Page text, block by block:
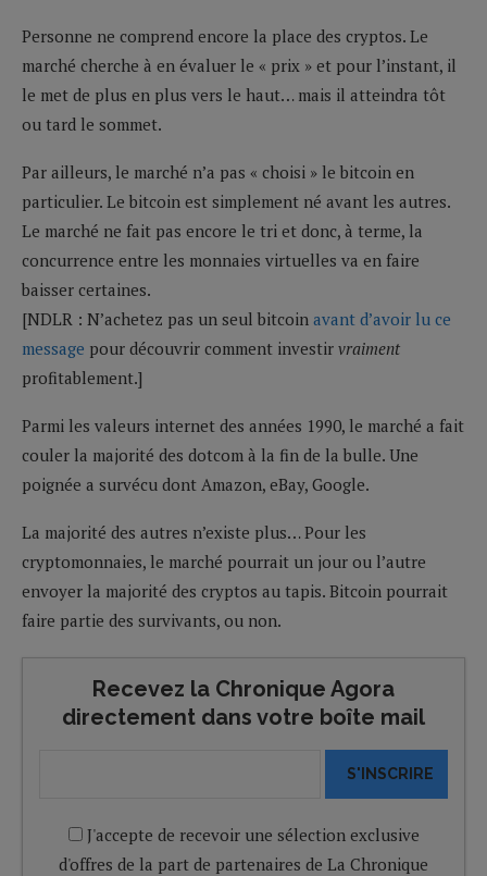
Personne ne comprend encore la place des cryptos. Le
marché cherche à en évaluer le « prix » et pour l’instant, il
le met de plus en plus vers le haut… mais il atteindra tôt
ou tard le sommet.
Par ailleurs, le marché n’a pas « choisi » le bitcoin en
particulier. Le bitcoin est simplement né avant les autres.
Le marché ne fait pas encore le tri et donc, à terme, la
concurrence entre les monnaies virtuelles va en faire
baisser certaines.
[NDLR : N’achetez pas un seul bitcoin avant d’avoir lu ce
message pour découvrir comment investir vraiment
profitablement.]
Parmi les valeurs internet des années 1990, le marché a fait
couler la majorité des dotcom à la fin de la bulle. Une
poignée a survécu dont Amazon, eBay, Google.
La majorité des autres n’existe plus… Pour les
cryptomonnaies, le marché pourrait un jour ou l’autre
envoyer la majorité des cryptos au tapis. Bitcoin pourrait
faire partie des survivants, ou non.
Recevez la Chronique Agora
directement dans votre boîte mail
S'INSCRIRE
J'accepte de recevoir une sélection exclusive
d'offres de la part de partenaires de La Chronique